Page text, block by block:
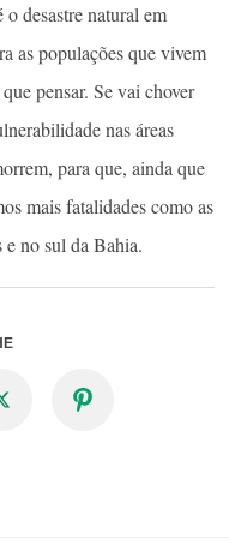
o desastre natural em
as populações que vivem
pensar. Se vai chover
nas áreas
para que, ainda que
mais fatalidades como as
e no sul da Bahia.